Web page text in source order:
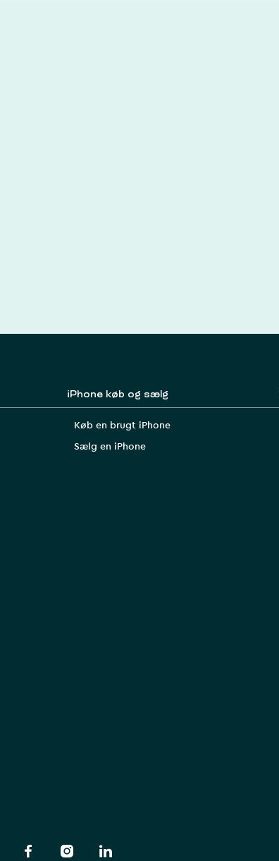
iPhone køb og sælg
Køb en brugt iPhone
Sælg en iPhone